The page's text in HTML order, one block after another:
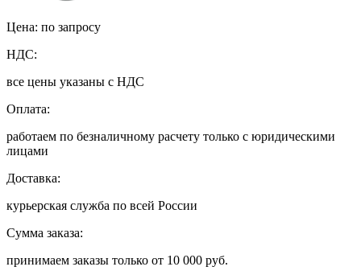
Цена: по запросу
НДС:
все цены указаны с НДС
Оплата:
работаем по безналичному расчету только с юридическими
лицами
Доставка:
курьерская служба по всей России
Сумма заказа:
принимаем заказы только от 10 000 руб.